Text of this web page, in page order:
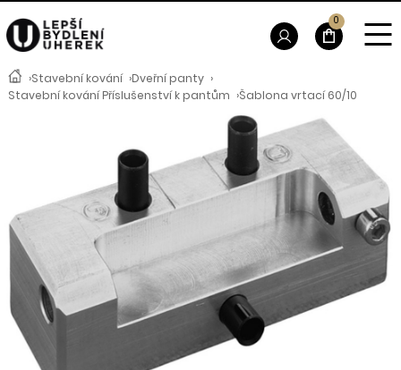
›Stavební kování ›Dveřní panty ›
Stavební kování Příslušenství k pantům ›Šablona vrtací 60/10
0